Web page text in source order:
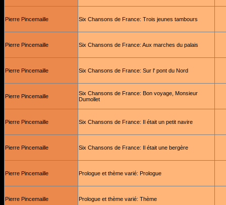
Pierre Pincemaille Six Chansons de France: Trois jeunes tambours
Pierre Pincemaille Six Chansons de France: Aux marches du palais
Pierre Pincemaille Six Chansons de France: Sur l' pont du Nord
Pierre Pincemaille
Six Chansons de France: Bon voyage, Monsieur
Dumollet
Pierre Pincemaille Six Chansons de France: Il était un petit navire
Pierre Pincemaille Six Chansons de France: Il était une bergère
Pierre Pincemaille Prologue et thème varié: Prologue
Pierre Pincemaille Prologue et thème varié: Thème